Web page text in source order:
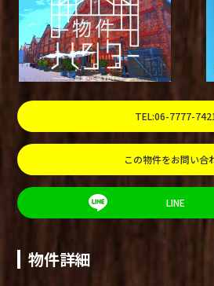
TEL:06-7777-
この物件をお問い合
LINE
物件詳細